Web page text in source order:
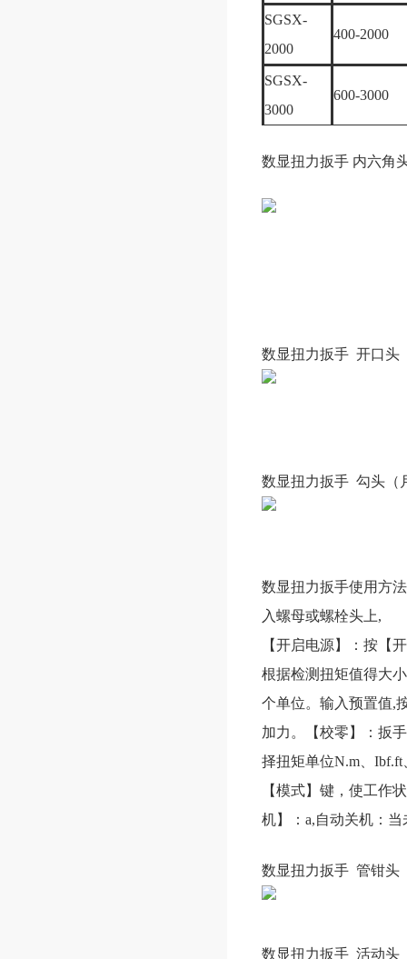
SGSX-
2000
400-2000
SGSX-
3000
600-3000
数显扭力扳手 内六角
数显扭力扳手 开口头
数显扭力扳手 勾头（
数显扭力扳手使用方
入螺母或螺栓头上,
【开启电源】：按【
根据检测扭矩值得大
个单位。输入预置值,
加力。【校零】：扳
择扭矩单位N.m、
【模式】键，使工作
机】：a,自动关机：
数显扭力扳手 管钳头
数显扭力扳手 活动头